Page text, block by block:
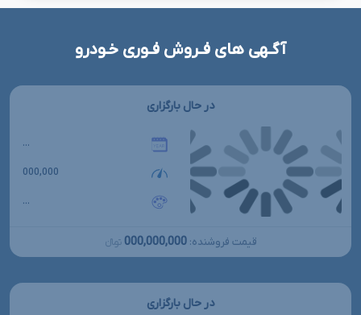
آگـهی های فـروش فـوری خـودرو
در حال بارگزاری
...
000,000
...
قیمت فروشنده: 000,000,000 تومانءءء
در حال بارگزاری